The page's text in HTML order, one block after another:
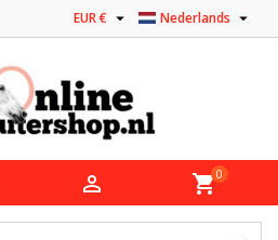
Nederlands 
EUR € 
 shopping_cart0